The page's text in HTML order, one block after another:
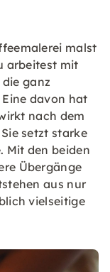
malst
arbeitest mit
ganz
davon hat
nach dem
setzt starke
Mit den beiden
Übergänge
aus nur
vielseitige